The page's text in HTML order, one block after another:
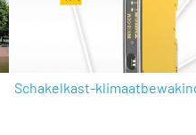
Schakelkast-